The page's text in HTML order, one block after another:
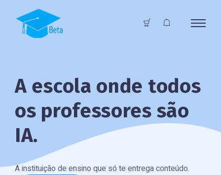
A escola onde todos
os professores são
IA.
A instituição de ensino que só te entrega conteúdo.